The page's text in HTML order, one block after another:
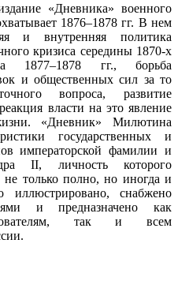
«Дневника» военного
1876–1878 гг. В нем
и внутренняя политика
кризиса середины 1870-х
1877–1878 гг., борьба
и общественных сил за то
вопроса, развитие
власти на это явление
«Дневник» Милютина
государственных и
императорской фамилии и
II, личность которого
не только полно, но иногда и
иллюстрировано, снабжено
и предназначено как
так и всем